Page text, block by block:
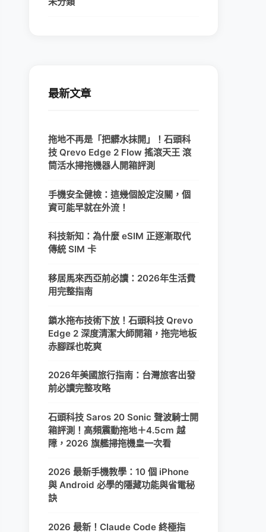
最新文章
拖地不再是「把髒水抹開」！石頭科
技 Qrevo Edge 2 Flow 搖滾天王 滾
筒活水掃拖機器人開箱評測
手機安全健檢：這幾個設定沒關，個
資可能早就在外流！
科技新知：為什麼 eSIM 正逐漸取代
傳統 SIM 卡
移居馬來西亞前必讀：2026年生活費
用完整指南
鎖水拖布技術下放！石頭科技 Qrevo
Edge 2 深度清潔大師開箱，拖完地板
赤腳踩也乾爽
2026年美國旅行指南：台灣旅客出發
前必讀完整攻略
石頭科技 Saros 20 Sonic 聲波騎士開
箱評測！高頻震動拖地＋4.5cm 越
障，2026 旗艦掃拖機皇一次看
2026 最新手機教學：10 個 iPhone
與 Android 必學的隱藏功能與省電秘
訣
2026 最新！Claude Code 終極指